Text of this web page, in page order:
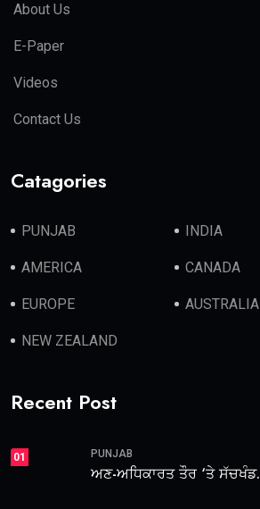
About Us
E-Paper
Videos
Contact Us
Catagories
PUNJAB INDIA
AMERICA CANADA
EUROPE AUSTRALIA
NEW ZEALAND
Recent Post
01 PUNJAB
ਅਣ-ਅਧਿਕਾਰਤ ਤੌਰ ‘ਤੇ ਸੱਚਖੰਡ.